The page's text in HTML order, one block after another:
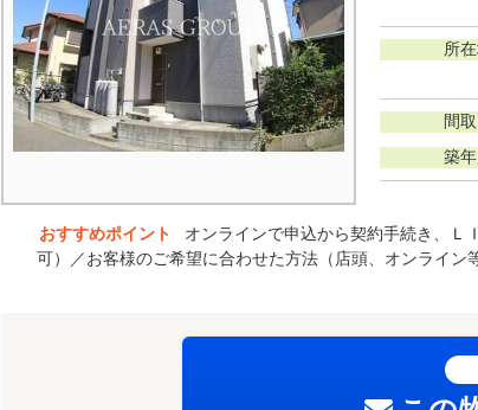
所
間
築年
おすすめポイント
オンラインで申込から契約手続き、
可）／お客様のご希望に合わせた方法（店頭、オンライ